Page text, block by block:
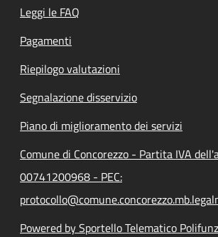
Leggi le FAQ
Pagamenti
Riepilogo valutazioni
Segnalazione disservizio
Piano di miglioramento dei servizi
Comune di Concorezzo - Partita IVA
00741200968 - PEC:
Powered by Sportello Telematico